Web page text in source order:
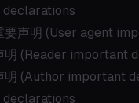
要声明 (User agent
明 (Reader important
明 (Author important
declarations